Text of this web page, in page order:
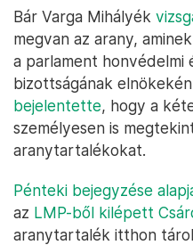
Bár Varga Mihályék
megvan az arany,
a parlament honvédelmi
bizottságának
bejelentette, hogy a
személyesen is
aranytartalékokat.
Pénteki bejegyzése
az LMP-ből kilépett
aranytartalék itthon